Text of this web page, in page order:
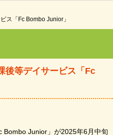
ス「Fc Bombo Junior」
後等デイサービス「Fc
Bombo Junior」が2025年6月中旬